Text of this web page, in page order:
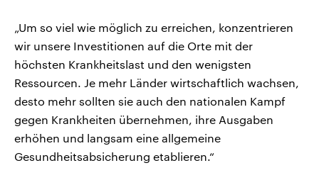
„Um so viel wie möglich zu erreichen, konzentrieren
wir unsere Investitionen auf die Orte mit der
höchsten Krankheitslast und den wenigsten
Ressourcen. Je mehr Länder wirtschaftlich wachsen,
desto mehr sollten sie auch den nationalen Kampf
gegen Krankheiten übernehmen, ihre Ausgaben
erhöhen und langsam eine allgemeine
Gesundheitsabsicherung etablieren.“